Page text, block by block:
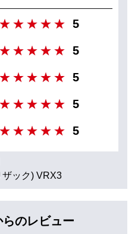
5
5
5
5
5
ック) VRX3
らのレビュー